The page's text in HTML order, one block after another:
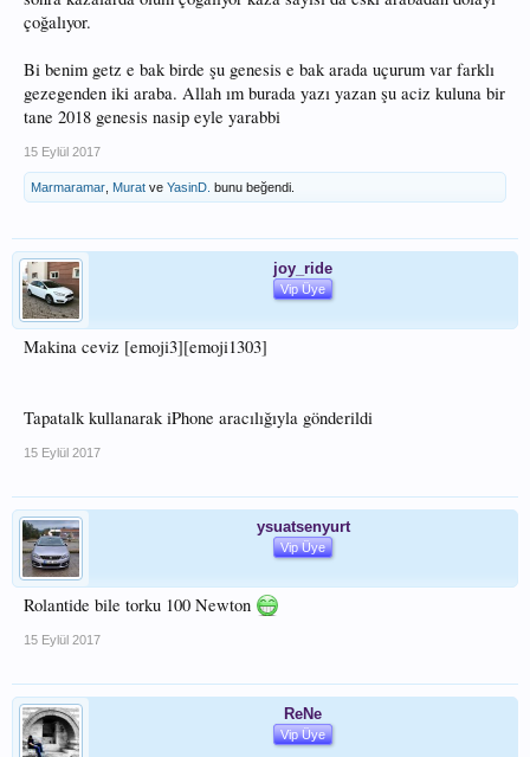
çoğalıyor.
Bi benim getz e bak birde şu genesis e bak arada uçurum var farklı
gezegenden iki araba. Allah ım burada yazı yazan şu aciz kuluna bir
tane 2018 genesis nasip eyle yarabbi
15 Eylül 2017
Marmaramar Murat ve YasinD. bunu beğendi.
joy_ride
Vip Üye
Makina ceviz [emoji3][emoji1303]
Tapatalk kullanarak iPhone aracılığıyla gönderildi
15 Eylül 2017
ysuatsenyurt
Vip Üye
Rolantide bile torku 100 Newton
15 Eylül 2017
ReNe
Vip Üye